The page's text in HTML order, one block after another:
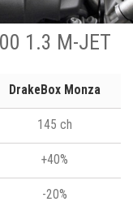
1.3 M-JET
DrakeBox Monza
145 ch
+40%
-20%